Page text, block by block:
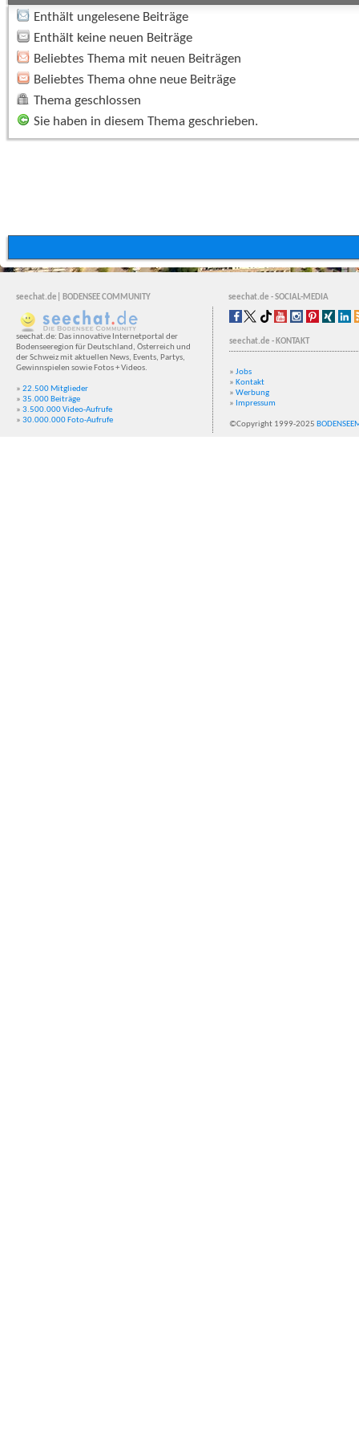
Enthält ungelesene Beiträge
Enthält keine neuen Beiträge
Beliebtes Thema mit neuen Beiträgen
Beliebtes Thema ohne neue Beiträge
Thema geschlossen
Sie haben in diesem Thema geschrieben.
seechat.de| BODENSEE COMMUNITY seechat.de - SOCIAL-MEDIA
seechat.de: Das innovative Internetportal der
Bodenseeregion für Deutschland, Österreich und
der Schweiz mit aktuellen News, Events, Partys,
Gewinnspielen sowie Fotos + Videos.
» 22.500 Mitglieder
» 35.000 Beiträge
» 3.500.000 Video-Aufrufe
» 30.000.000 Foto-Aufrufe
seechat.de - KONTAKT
» Jobs
» Kontakt
» Werbung
» Impressum
©Copyright 1999-2025